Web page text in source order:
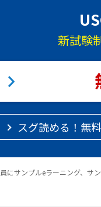
新試験
スグ読める！無
サンプルeラーニング、サ